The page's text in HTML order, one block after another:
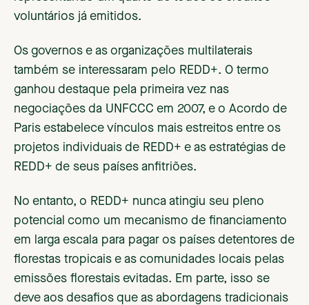
voluntários já emitidos.
Os governos e as organizações multilaterais
também se interessaram pelo REDD+. O termo
ganhou destaque pela primeira vez nas
negociações da UNFCCC em 2007, e o Acordo de
Paris estabelece vínculos mais estreitos entre os
projetos individuais de REDD+ e as estratégias de
REDD+ de seus países anfitriões.
No entanto, o REDD+ nunca atingiu seu pleno
potencial como um mecanismo de financiamento
em larga escala para pagar os países detentores de
florestas tropicais e as comunidades locais pelas
emissões florestais evitadas. Em parte, isso se
deve aos desafios que as abordagens tradicionais